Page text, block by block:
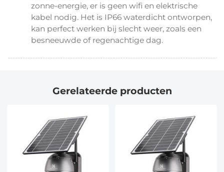
zonne-energie, er is geen wifi en elektrische
kabel nodig. Het is IP66 waterdicht ontworpen,
kan perfect werken bij slecht weer, zoals een
besneeuwde of regenachtige dag.
Gerelateerde producten